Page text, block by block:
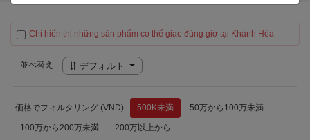
Chỉ hiển thị những sản phẩm có thể giao đúng giờ tại Khánh Hòa
並べ替え デフォルト
価格でフィルタリング (VND): 500K未満 50万から100万未満
100万から200万未満 200万以上から